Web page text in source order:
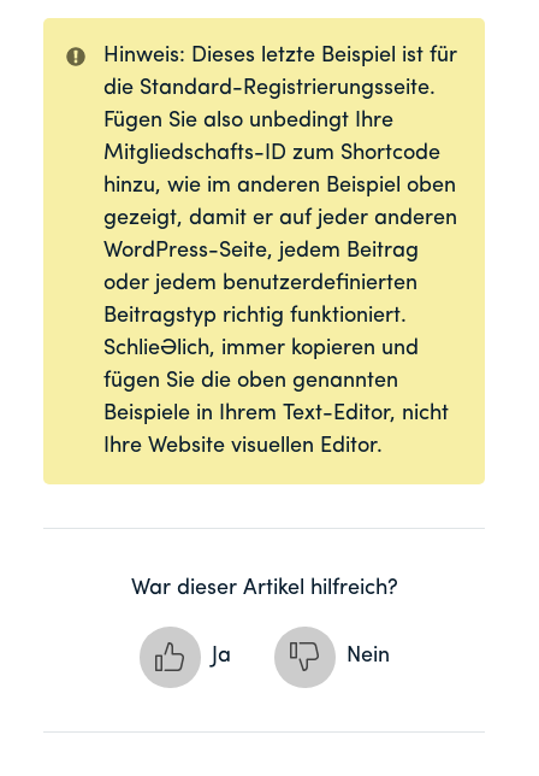
Hinweis: Dieses letzte Beispiel ist für
die Standard-Registrierungsseite.
Fügen Sie also unbedingt Ihre
Mitgliedschafts-ID zum Shortcode
hinzu, wie im anderen Beispiel oben
gezeigt, damit er auf jeder anderen
WordPress-Seite, jedem Beitrag
oder jedem benutzerdefinierten
Beitragstyp richtig funktioniert.
Schließlich, immer kopieren und
fügen Sie die oben genannten
Beispiele in Ihrem Text-Editor, nicht
Ihre Website visuellen Editor.
War dieser Artikel hilfreich?
Ja Nein